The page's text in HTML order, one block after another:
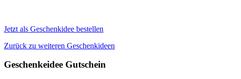
Jetzt als Geschenkidee bestellen
Zurück zu weiteren Geschenkideen
Geschenkeidee Gutschein